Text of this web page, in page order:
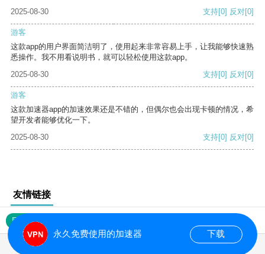
2025-08-30 支持[0] 反对[0]
游客
这款app的用户界面简洁明了，使用起来非常容易上手，让我能够快速熟
悉操作。我不用看说明书，就可以轻松使用这款app。
2025-08-30
支持[0] 反对[0]
游客
这款加速器app的加速效果还是不错的，但偶尔也会出现卡顿的情况，希
望开发者能够优化一下。
2025-08-30
支持[0] 反对[0]
友情链接
网站地图
永久免费使用的加速器 下载